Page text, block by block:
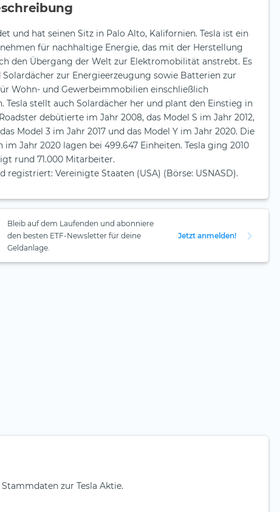
und hat seinen Sitz in Palo Alto, Kalifornien. Tesla ist ein
für nachhaltige Energie, das mit der Herstellung
den Übergang der Welt zur Elektromobilität anstrebt. Es
zur Energieerzeugung sowie Batterien zur
Wohn- und Gewerbeimmobilien einschließlich
Tesla stellt auch Solardächer her und plant den Einstieg in
debütierte im Jahr 2008, das Model S im Jahr 2012,
Model 3 im Jahr 2017 und das Model Y im Jahr 2020. Die
Jahr 2020 lagen bei 499.647 Einheiten. Tesla ging 2010
rund 71.000 Mitarbeiter.
registriert: Vereinigte Staaten (USA) (Börse: USNASD).
Bleib auf dem Laufenden und abonniere
den besten ETF-Newsletter für deine
Geldanlage.
Jetzt anmelden!
zur Tesla Aktie.